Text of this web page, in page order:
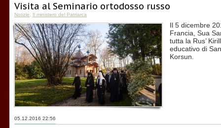
Visita al Seminario ortodosso russo
Notizie Il ministero del Patriarca
Il 5 dicembre
Francia, Sua
tutta la Rus’
educativo di
Korsun.
05.12.2016 22:56